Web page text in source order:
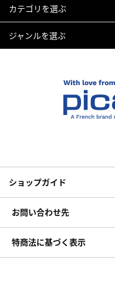
カテゴリを選ぶ
ジャンルを選ぶ
ショップガイド
お問い合わせ先
特商法に基づく表示